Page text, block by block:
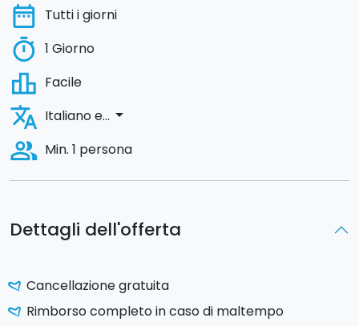
Dettagli dell'offerta
Cancellazione gratuita
Rimborso completo in caso di maltempo
date_range Tutti i giorni
timer 1 Giorno
leaderboard Facile
translate Italiano e... arrow_drop_down
people_alt Min. 1 persona